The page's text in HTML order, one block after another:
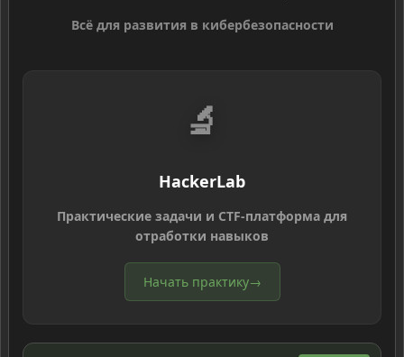
Всё для развития в кибербезопасности
🔬
HackerLab
Практические задачи и CTF-платформа для
отработки навыков
Начать практику→